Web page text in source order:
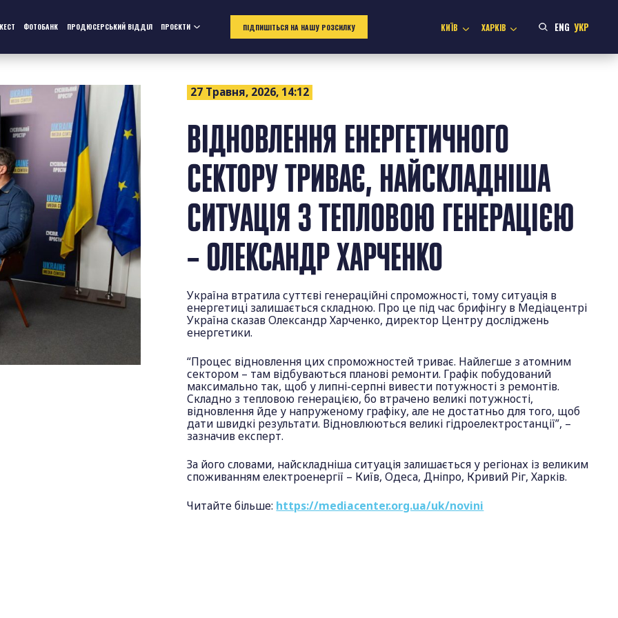
ФОТОБАНК ПРОДЮСЕРСЬКИЙ ВІДДІЛ ПРОЄКТИ ПІДПИШІТЬСЯ НА НАШУ РОЗСИЛКУ КИЇВ ХАРКІВ ENG УКР
27 Травня, 2026, 14:12
ВІДНОВЛЕННЯ ЕНЕРГЕТИЧНОГО
СЕКТОРУ ТРИВАЄ, НАЙСКЛАДНІША
СИТУАЦІЯ З ТЕПЛОВОЮ ГЕНЕРАЦІЄЮ
– ОЛЕКСАНДР ХАРЧЕНКО
Україна втратила суттєві генераційні спроможності, тому ситуація в
енергетиці залишається складною. Про це під час брифінгу в Медіацентрі
Україна сказав Олександр Харченко, директор Центру досліджень
енергетики.
“Процес відновлення цих спроможностей триває. Найлегше з атомним
сектором – там відбуваються планові ремонти. Графік побудований
максимально так, щоб у липні-серпні вивести потужності з ремонтів.
Складно з тепловою генерацією, бо втрачено великі потужності,
відновлення йде у напруженому графіку, але не достатньо для того, щоб
дати швидкі результати. Відновлюються великі гідроелектростанції”, –
зазначив експерт.
За його словами, найскладніша ситуація залишається у регіонах із великим
споживанням електроенергії – Київ, Одеса, Дніпро, Кривий Ріг, Харків.
Читайте більше: https://mediacenter.org.ua/uk/novini